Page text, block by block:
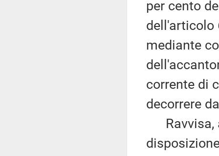
per cento
dell'articolo
mediante
corrente di
decorrere
Ravvisa,